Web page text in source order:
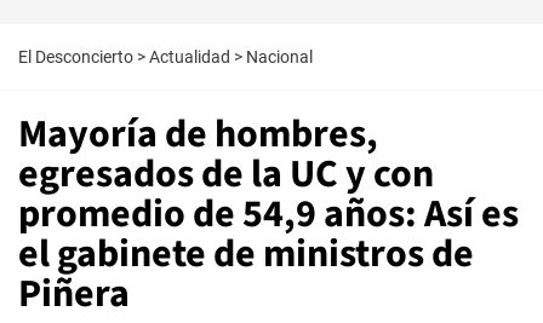
El Desconcierto >Actualidad > Nacional
Mayoría de hombres,
egresados de la UC y con
promedio de 54,9 años: Así es
el gabinete de ministros de
Piñera